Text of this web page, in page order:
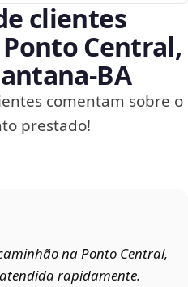
clientes
Central,
comentam sobre o
prestado!
na Ponto Central,
rapidamente.